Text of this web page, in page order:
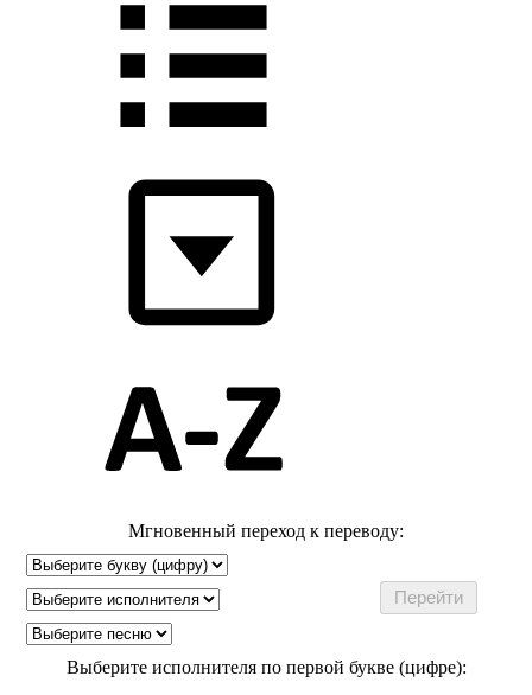
Мгновенный переход к переводу:
Выберите исполнителя по первой букве (цифре):